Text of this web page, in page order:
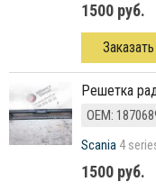
1500 руб.
Заказать
Решетка
ОЕМ:
Scania 4
1500 руб.